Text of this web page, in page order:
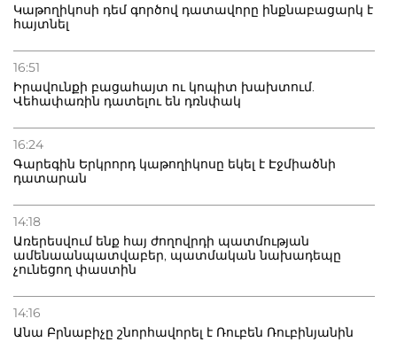
Կաթողիկոսի դեմ գործով դատավորը ինքնաբացարկ է
հայտնել
16:51
Իրավունքի բացահայտ ու կոպիտ խախտում.
Վեհափառին դատելու են դռնփակ
16:24
Գարեգին Երկրորդ կաթողիկոսը եկել է Էջմիածնի
դատարան
14:18
Առերեսվում ենք հայ ժողովրդի պատմության
ամենաանպատվաբեր, պատմական նախադեպը
չունեցող փաստին
14:16
Անա Բրնաբիչը շնորհավորել է Ռուբեն Ռուբինյանին